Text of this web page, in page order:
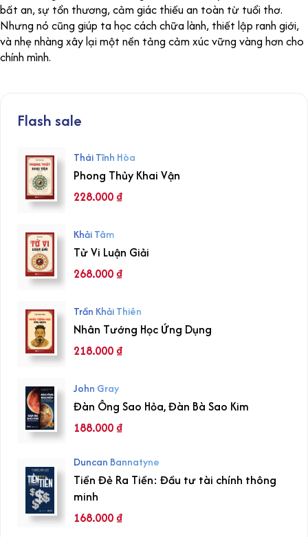
bất an, sự tổn thương, cảm giác thiếu an toàn từ tuổi thơ.
Nhưng nó cũng giúp ta học cách chữa lành, thiết lập ranh giới,
và nhẹ nhàng xây lại một nền tảng cảm xúc vững vàng hơn cho
chính mình.
Flash sale
Thái Tĩnh Hòa
Phong Thủy Khai Vận
228.000₫
Khải Tâm
Tử Vi Luận Giải
268.000₫
Trần Khải Thiên
Nhân Tướng Học Ứng Dụng
218.000₫
John Gray
Đàn Ông Sao Hỏa, Đàn Bà Sao Kim
188.000₫
Duncan Bannatyne
Tiền Đẻ Ra Tiền: Đầu tư tài chính thông
minh
168.000₫